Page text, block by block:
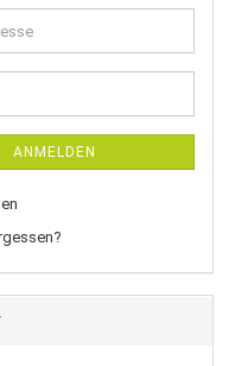
Mittelschule
ANMELDEN